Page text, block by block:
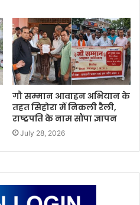
गौ सम्मान आवाहन अभियान के
तहत सिहोरा में निकली रैली,
राष्ट्रपति के नाम सौंपा ज्ञापन
July 28, 2026